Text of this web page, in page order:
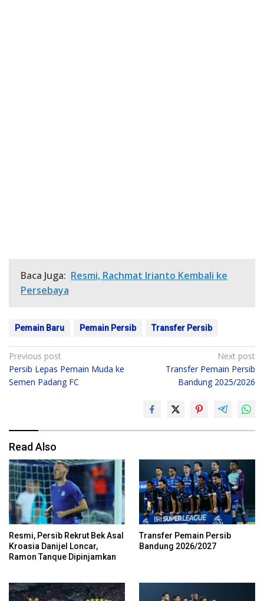
Baca Juga: Resmi, Rachmat Irianto Kembali ke
Persebaya
Pemain Baru Pemain Persib Transfer Persib
Post
navigation
Previous post
Persib Lepas Pemain Muda ke
Semen Padang FC
Next post
Transfer Pemain Persib
Bandung 2025/2026
Read Also
Resmi, Persib Rekrut Bek Asal
Kroasia Danijel Loncar,
Ramon Tanque Dipinjamkan
Transfer Pemain Persib
Bandung 2026/2027